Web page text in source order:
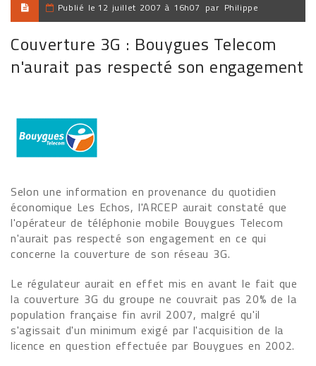
Publié le 12 juillet 2007 à 16h07 par Philippe
Couverture 3G : Bouygues Telecom
n'aurait pas respecté son engagement
Selon une information en provenance du quotidien
économique Les Echos, l'ARCEP aurait constaté que
l'opérateur de téléphonie mobile Bouygues Telecom
n'aurait pas respecté son engagement en ce qui
concerne la couverture de son réseau 3G.
Le régulateur aurait en effet mis en avant le fait que
la couverture 3G du groupe ne couvrait pas 20% de la
population française fin avril 2007, malgré qu'il
s'agissait d'un minimum exigé par l'acquisition de la
licence en question effectuée par Bouygues en 2002.